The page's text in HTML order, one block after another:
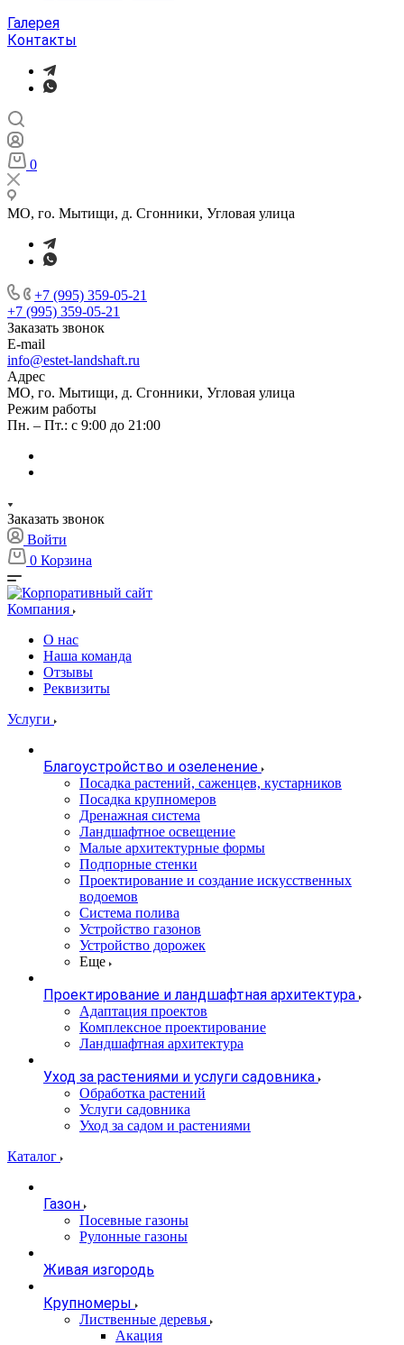
Галерея
Контакты
0
МО, го. Мытищи, д. Сгонники, Угловая улица
+7 (995) 359-05-21
+7 (995) 359-05-21
Заказать звонок
E-mail
info@estet-landshaft.ru
Адрес
МО, го. Мытищи, д. Сгонники, Угловая улица
Режим работы
Пн. – Пт.: с 9:00 до 21:00
Заказать звонок
Войти
0 Корзина
Компания
О нас
Наша команда
Отзывы
Реквизиты
Услуги
Благоустройство и озеленение
Посадка растений, саженцев, кустарников
Посадка крупномеров
Дренажная система
Ландшафтное освещение
Малые архитектурные формы
Подпорные стенки
Проектирование и создание искусственных
водоемов
Система полива
Устройство газонов
Устройство дорожек
Еще
Проектирование и ландшафтная архитектура
Адаптация проектов
Комплексное проектирование
Ландшафтная архитектура
Уход за растениями и услуги садовника
Обработка растений
Услуги садовника
Уход за садом и растениями
Каталог
Газон
Посевные газоны
Рулонные газоны
Живая изгородь
Крупномеры
Лиственные деревья
Акация